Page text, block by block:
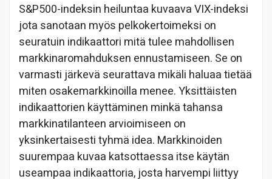
S&P500-indeksin heiluntaa kuvaava VIX-indeksi
jota sanotaan myös pelkokertoimeksi on
seuratuin indikaattori mitä tulee mahdollisen
markkinaromahduksen ennustamiseen. Se on
varmasti järkevä seurattava mikäli haluaa tietää
miten osakemarkkinoilla menee. Yksittäisten
indikaattorien käyttäminen minkä tahansa
markkinatilanteen arvioimiseen on
yksinkertaisesti tyhmä idea. Markkinoiden
suurempaa kuvaa katsottaessa itse käytän
useampaa indikaattoria, josta harvempi liittyy